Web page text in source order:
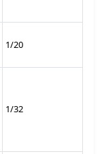
1/20
1/32